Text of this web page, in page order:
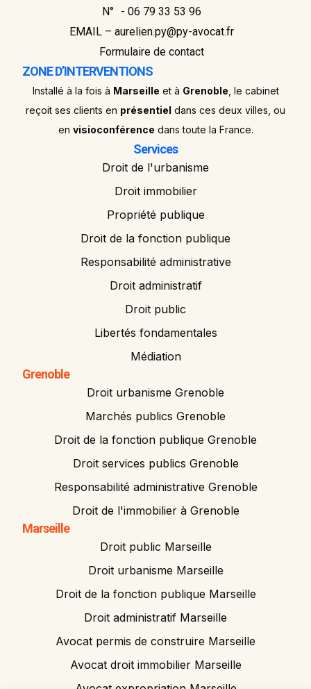
N° - 06 79 33 53 96
EMAIL – aurelien.py@py-avocat.fr
Formulaire de contact
ZONE D’INTERVENTIONS
Installé à la fois à Marseille et à Grenoble, le cabinet
reçoit ses clients en présentiel dans ces deux villes, ou
en visioconférence dans toute la France.
Services
Droit de l'urbanisme
Droit immobilier
Propriété publique
Droit de la fonction publique
Responsabilité administrative
Droit administratif
Droit public
Libertés fondamentales
Médiation
Grenoble
Droit urbanisme Grenoble
Marchés publics Grenoble
Droit de la fonction publique Grenoble
Droit services publics Grenoble
Responsabilité administrative Grenoble
Droit de l'immobilier à Grenoble
Marseille
Droit public Marseille
Droit urbanisme Marseille
Droit de la fonction publique Marseille
Droit administratif Marseille
Avocat permis de construire Marseille
Avocat droit immobilier Marseille